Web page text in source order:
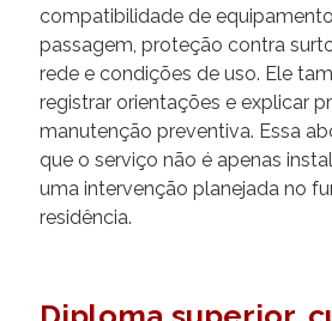
compatibilidade de
passagem, proteção contra
rede e condições de uso. Ele
registrar orientações e explicar
manutenção preventiva. Essa
que o serviço não é apenas
uma intervenção planejada no
residência.